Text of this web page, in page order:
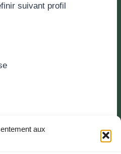
aux
suivant profil
7,5 Heures